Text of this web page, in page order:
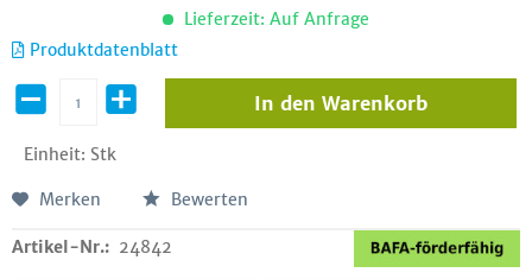
Lieferzeit: Auf Anfrage
Produktdatenblatt
Einheit: Stk
In den Warenkorb
Merken Bewerten
Artikel-Nr.: 24842